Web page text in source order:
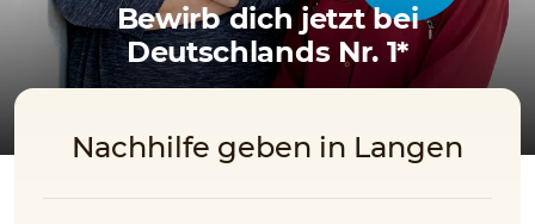
Bewirb dich jetzt bei
Deutschlands Nr. 1*
Nachhilfe geben in Langen